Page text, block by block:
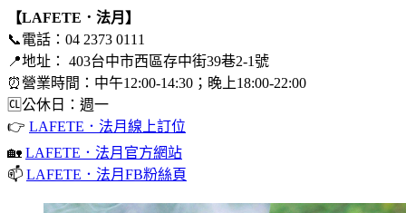
【LAFETE．法月】
📞電話：04 2373 0111
📍地址： 403台中市西區存中街39巷2-1號
⏰營業時間：中午12:00-14:30；晚上18:00-22:00
🆑公休日：週一
👉 LAFETE．法月線上訂位
🏡 LAFETE．法月官方網站
📫 LAFETE．法月FB粉絲頁